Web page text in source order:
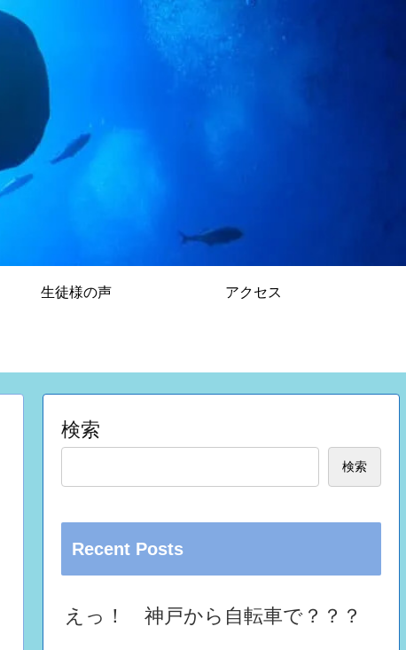
生徒様の声 アクセス
検索
検索
Recent Posts
えっ！ 神戸から自転車で？？？